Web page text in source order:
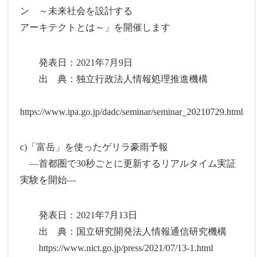
ン ～未来社会を設計する
アーキテクトとは～」を開催します
発表日：2021年7月9日
出 典：独立行政法人情報処理推進機構
https://www.ipa.go.jp/dadc/seminar/seminar_20210729.html
c)「富岳」を使ったゲリラ豪雨予報
―首都圏で30秒ごとに更新するリアルタイム実証
実験を開始―
発表日：2021年7月13日
出 典：国立研究開発法人情報通信研究機構
https://www.nict.go.jp/press/2021/07/13-1.html